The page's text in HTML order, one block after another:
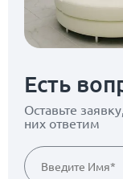
Есть
Оставьте
них ответим